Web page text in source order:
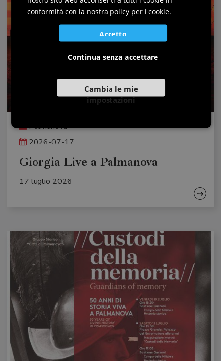
Palmanova
2026-07-17
Giorgia Live a Palmanova
17 luglio 2026
SLOVENIAN
conformità con la nostra policy per i cookie.
Accetto
Continua senza accettare
Cambia le mie
impostazioni